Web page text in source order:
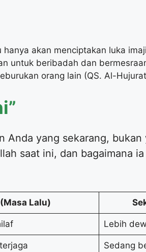
akan menciptakan luka
untuk beribadah dan
orang lain (QS. Al-
Anda yang sekarang,
saat ini, dan bagaimana
Lalu)
Lebih
Sedang